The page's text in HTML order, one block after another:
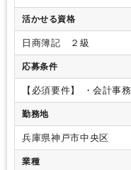
訪問業務及び来所対応・
業務・経営相談、相続対
ど、中小企業の経営を支
は、HP「入江会計 採用
office.com/recruit
活かせる資格
日商簿記 ２級
応募条件
【必須要件】
・会計事
ある方・監査担当を20
上、又は同等の知識があ
勤務地
兵庫県神戸市中央区
業種